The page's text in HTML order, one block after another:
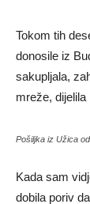
Tokom tih
donosile iz
sakupljala,
mreže, dijelila
Pošiljka iz Užica
Kada sam
dobila poriv